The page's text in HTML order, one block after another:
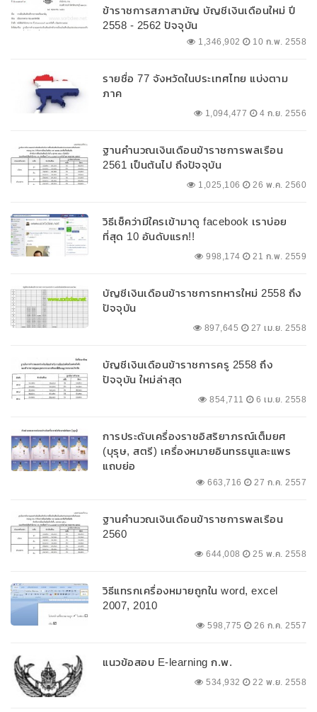
ข้าราชการสภาสามัญ บัญชีเงินเดือนใหม่ ปี
2558 - 2562 ปัจจุบัน
1,346,902 10 ก.พ. 2558
รายชื่อ 77 จังหวัดในประเทศไทย แบ่งตาม
ภาค
1,094,477 4 ก.ย. 2556
ฐานคำนวณเงินเดือนข้าราชการพลเรือน
2561 เป็นต้นไป ถึงปัจจุบัน
1,025,106 26 พ.ค. 2560
วิธีเช็คว่ามีใครเข้ามาดู facebook เราบ่อย
ที่สุด 10 อันดับแรก!!
998,174 21 ก.พ. 2559
บัญชีเงินเดือนข้าราชการทหารใหม่ 2558 ถึง
ปัจจุบัน
897,645 27 เม.ย. 2558
บัญชีเงินเดือนข้าราชการครู 2558 ถึง
ปัจจุบัน ใหม่ล่าสุด
854,711 6 เม.ย. 2558
การประดับเครื่องราชอิสริยาภรณ์เต็มยศ
(บุรุษ, สตรี) เครื่องหมายอินทรธนูและแพร
แถบย่อ
663,716 27 ก.ค. 2557
ฐานคำนวณเงินเดือนข้าราชการพลเรือน
2560
644,008 25 พ.ค. 2558
วิธีแทรกเครื่องหมายถูกใน word, excel
2007, 2010
598,775 26 ก.ค. 2557
แนวข้อสอบ E-learning ก.พ.
534,932 22 พ.ย. 2558